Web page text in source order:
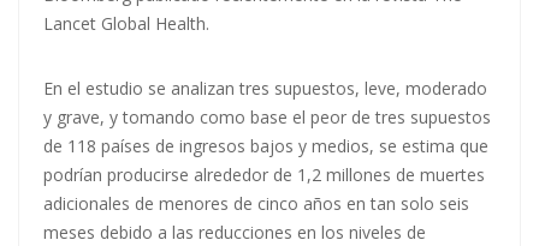
Lancet Global Health.
En el estudio se analizan tres supuestos, leve, moderado
y grave, y tomando como base el peor de tres supuestos
de 118 países de ingresos bajos y medios, se estima que
podrían producirse alrededor de 1,2 millones de muertes
adicionales de menores de cinco años en tan solo seis
meses debido a las reducciones en los niveles de